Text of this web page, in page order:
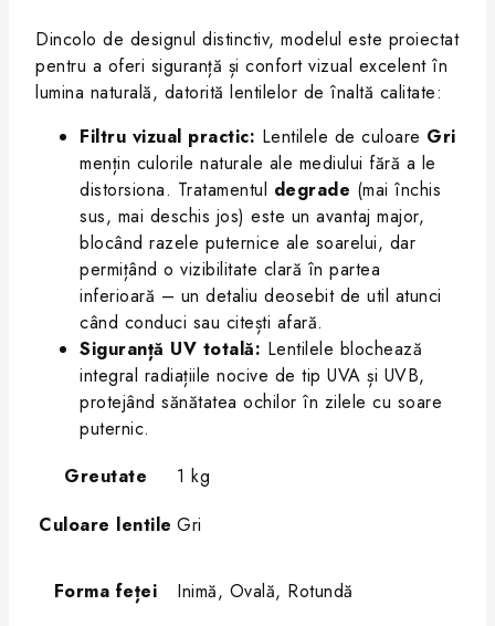
Dincolo de designul distinctiv, modelul este proiectat
pentru a oferi siguranță și confort vizual excelent în
lumina naturală, datorită lentilelor de înaltă calitate:
Filtru vizual practic: Lentilele de culoare Gri
mențin culorile naturale ale mediului fără a le
distorsiona. Tratamentul degrade (mai închis
sus, mai deschis jos) este un avantaj major,
blocând razele puternice ale soarelui, dar
permițând o vizibilitate clară în partea
inferioară – un detaliu deosebit de util atunci
când conduci sau citești afară.
Siguranță UV totală: Lentilele blochează
integral radiațiile nocive de tip UVA și UVB,
protejând sănătatea ochilor în zilele cu soare
puternic.
Greutate
1 kg
Culoare lentile Gri
Forma feței Inimă, Ovală, Rotundă